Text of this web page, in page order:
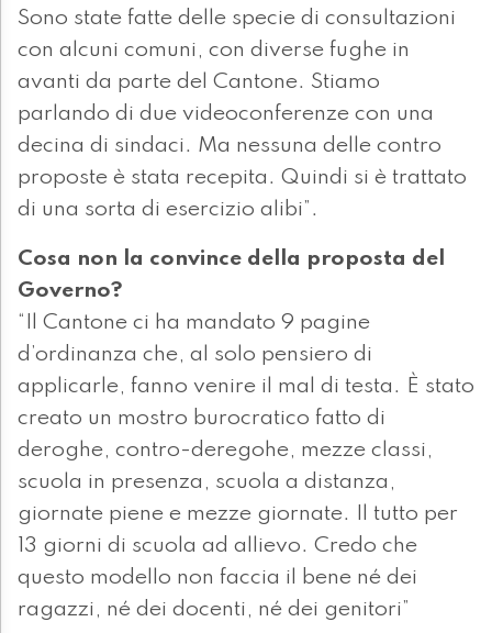
Sono state fatte delle specie di consultazioni
con alcuni comuni, con diverse fughe in
avanti da parte del Cantone. Stiamo
parlando di due videoconferenze con una
decina di sindaci. Ma nessuna delle contro
proposte è stata recepita. Quindi si è trattato
di una sorta di esercizio alibi”.
Cosa non la convince della proposta del
Governo?
“Il Cantone ci ha mandato 9 pagine
d’ordinanza che, al solo pensiero di
applicarle, fanno venire il mal di testa. È stato
creato un mostro burocratico fatto di
deroghe, contro-deregohe, mezze classi,
scuola in presenza, scuola a distanza,
giornate piene e mezze giornate. Il tutto per
13 giorni di scuola ad allievo. Credo che
questo modello non faccia il bene né dei
ragazzi, né dei docenti, né dei genitori”